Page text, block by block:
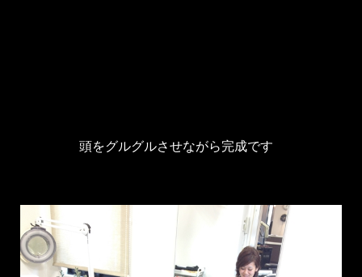
頭をグルグルさせながら完成です